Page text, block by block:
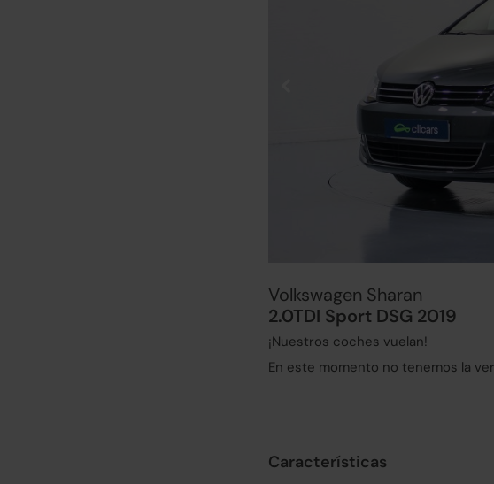
Volkswagen Sharan
2.0TDI Sport DSG 2019
¡Nuestros coches vuelan!
En este momento no tenemos la
Características